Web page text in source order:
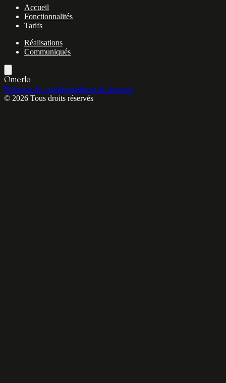
Accueil
Fonctionnalités
Tarifs
Réalisations
Communiqués
Omerlo
Politique de confidentialité et de témoins
© 2026 Tous droits réservés